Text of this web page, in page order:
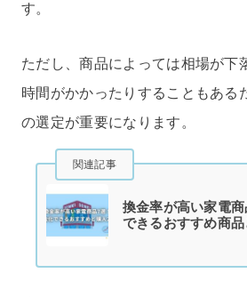
す。
ただし、商品によっては相場が下
時間がかかったりすることもある
の選定が重要になります。
関連記事
換金率が高い家電
できるおすすめ商